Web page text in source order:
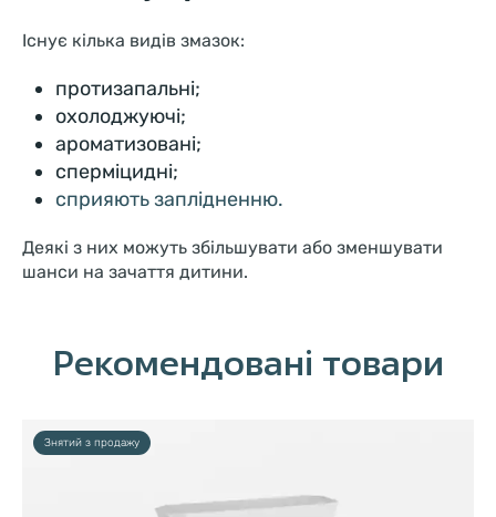
Існує кілька видів змазок:
протизапальні;
охолоджуючі;
ароматизовані;
сперміцидні;
сприяють заплідненню.
Деякі з них можуть збільшувати або зменшувати
шанси на зачаття дитини.
Рекомендовані товари
Знятий з продажу